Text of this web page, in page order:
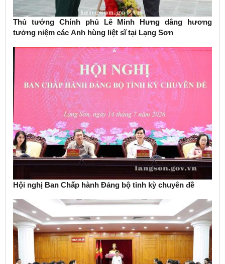
Thủ tướng Chính phủ Lê Minh Hưng dâng hương
tưởng niệm các Anh hùng liệt sĩ tại Lạng Sơn
Hội nghị Ban Chấp hành Đảng bộ tỉnh kỳ chuyên đề